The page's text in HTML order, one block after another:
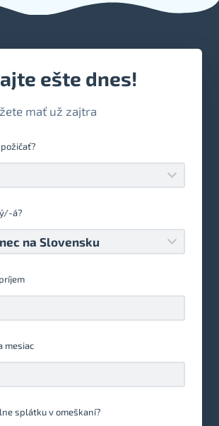
ešte dnes!
mať už zajtra
á?
mesiac
splátku v omeškaní?